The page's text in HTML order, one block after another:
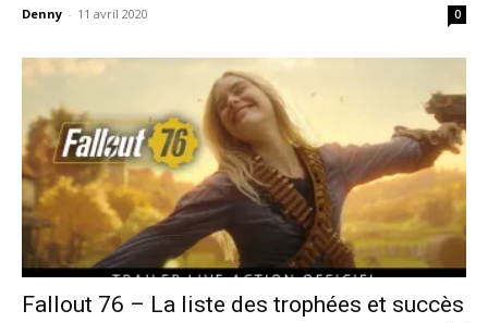
Denny - 11 avril 2020 0
Fallout 76 – La liste des trophées et succès